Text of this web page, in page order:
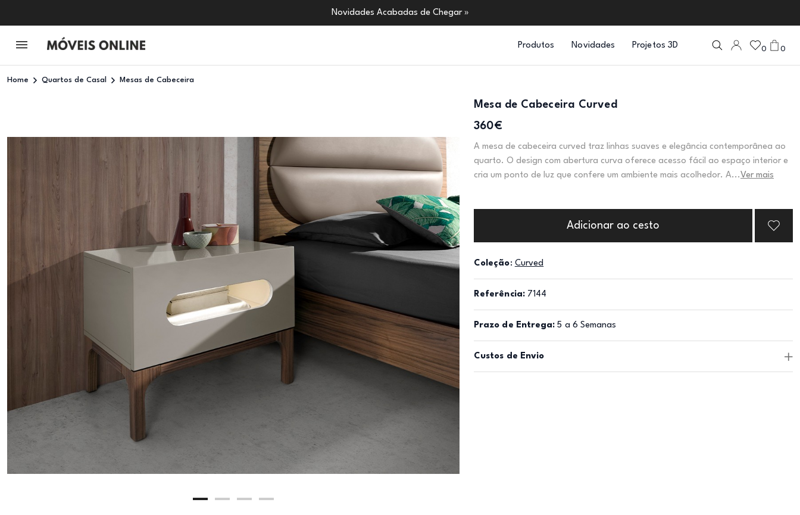
Novidades Acabadas de Chegar »
Produtos Novidades Projetos 3D 0 0
Home Quartos de Casal Mesas de Cabeceira
Mesa de Cabeceira Curved
360€
A mesa de cabeceira curved traz linhas suaves e elegância contemporânea ao
quarto. O design com abertura curva oferece acesso fácil ao espaço interior e
cria um ponto de luz que confere um ambiente mais acolhedor. A... Ver mais
Adicionar ao cesto
Coleção: Curved
Referência: 7144
Prazo de Entrega: 5 a 6 Semanas
Custos de Envio